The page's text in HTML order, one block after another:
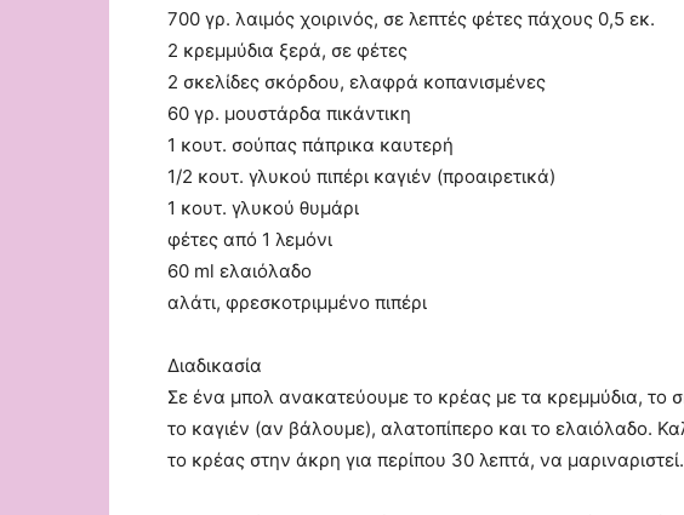
700 γρ. λαιμός χοιρινός, σε λεπτές φέτες πάχους 0,5 εκ.
2 κρεμμύδια ξερά, σε φέτες
2 σκελίδες σκόρδου, ελαφρά κοπανισμένες
60 γρ. μουστάρδα πικάντικη
1 κουτ. σούπας πάπρικα καυτερή
1/2 κουτ. γλυκού πιπέρι καγιέν (προαιρετικά)
1 κουτ. γλυκού θυμάρι
φέτες από 1 λεμόνι
60 ml ελαιόλαδο
αλάτι, φρεσκοτριμμένο πιπέρι
Διαδικασία
Σε ένα μπολ ανακατεύουμε το κρέας με τα κρεμμύδια, το
το καγιέν (αν βάλουμε), αλατοπίπερο και το ελαιόλαδο.
το κρέας στην άκρη για περίπου 30 λεπτά, να μαριναριστεί.